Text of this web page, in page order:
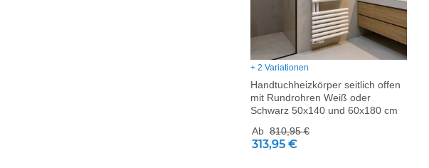
+ 2 Variationen
Handtuchheizkörper seitlich offen
mit Rundrohren Weiß oder
Schwarz 50x140 und 60x180 cm
Ab 810,95 €
313,95 €